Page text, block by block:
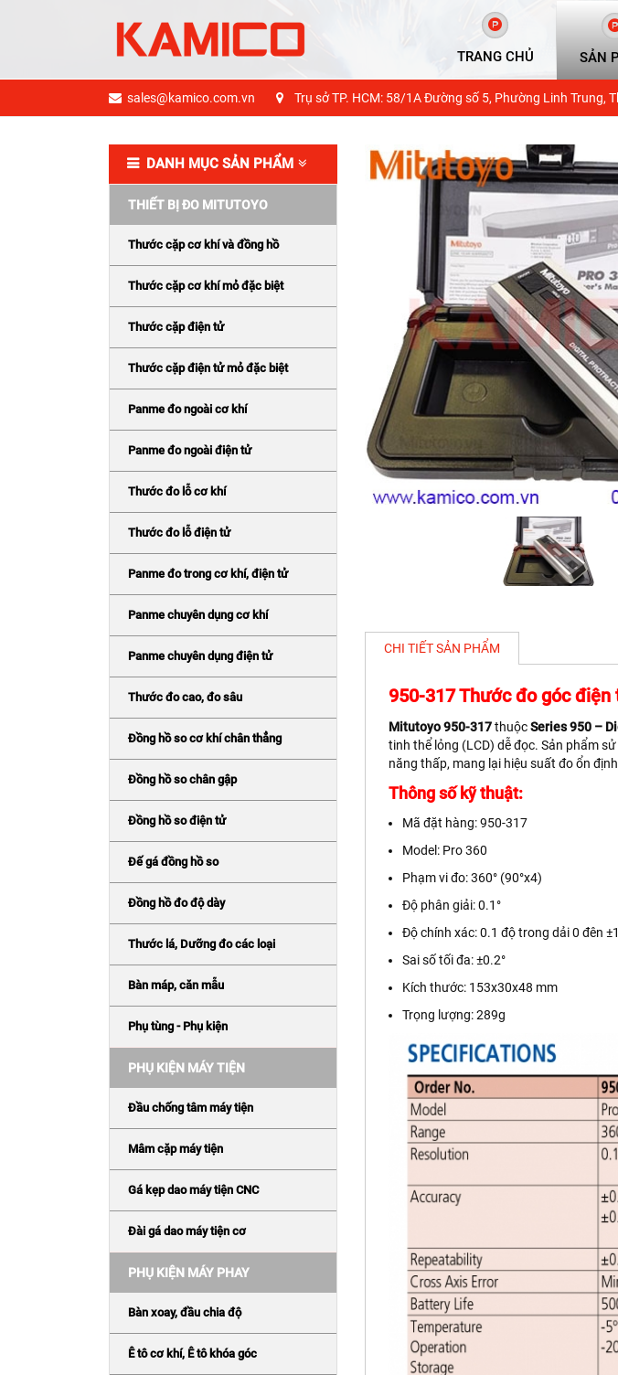
TRANG CHỦ SẢN
sales@kamico.com.vn Trụ sở TP. HCM: 58/1A Đường số 5, Phường Linh Trung,
DANH MỤC SẢN PHẨM
THIẾT BỊ ĐO MITUTOYO
Thước cặp cơ khí và đồng hồ
Thước cặp cơ khí mỏ đặc biệt
Thước cặp điện tử
Thước cặp điện tử mỏ đặc biệt
Panme đo ngoài cơ khí
Panme đo ngoài điện tử
Thước đo lỗ cơ khí
Thước đo lỗ điện tử
Panme đo trong cơ khí, điện tử
Panme chuyên dụng cơ khí
Panme chuyên dụng điện tử
Thước đo cao, đo sâu
Đồng hồ so cơ khí chân thẳng
Đồng hồ so chân gập
Đồng hồ so điện tử
Đế gá đồng hồ so
Đồng hồ đo độ dày
Thước lá, Dưỡng đo các loại
Bàn máp, căn mẫu
Phụ tùng - Phụ kiện
PHỤ KIỆN MÁY TIỆN
Đầu chống tâm máy tiện
Mâm cặp máy tiện
Gá kẹp dao máy tiện CNC
Đài gá dao máy tiện cơ
PHỤ KIỆN MÁY PHAY
Bàn xoay, đầu chia độ
Ê tô cơ khí, Ê tô khóa góc
CHI TIẾT SẢN PHẨM
950-317 Thước đo góc
Mitutoyo 950-317thuộcSeries 950 –
tinh thể lỏng (LCD) dễ đọc. Sản phẩm
năng thấp, mang lại hiệu suất đo ổn
Thông số kỹ thuật:
Mã đặt hàng: 950-317
Model: Pro 360
Phạm vi đo: 360° (90°x4)
Độ phân giải: 0.1°
Độ chính xác: 0.1 độ trong dải 0 đên
Sai số tối đa: ±0.2°
Kích thước: 153x30x48 mm
Trọng lượng: 289g